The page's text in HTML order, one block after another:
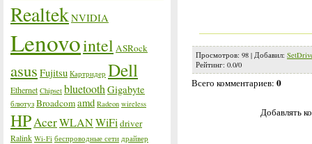
RealtekNVIDIA
Lenovointel ASRock
asus Fujitsu Картридер Dell
Ethernet Chipset bluetooth Gigabyte
блютуз Broadcomamd Radeon wireless
HPAcerWLANWiFi driver
Ralink Wi-Fi беспроводные сети драйвер
Просмотров: 98 | Добавил:
Рейтинг: 0.0/0
Всего комментариев: 0
Добавлять